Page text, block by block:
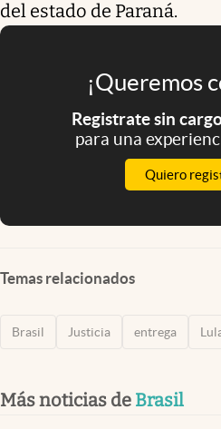
del estado de Paraná.
¡Queremos
Registrate sin
para una
Quiero
Temas relacionados
Brasil Justicia entrega
Más noticias de Brasil